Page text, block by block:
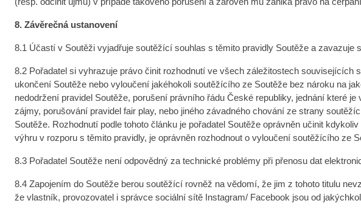
8. Závěrečná ustanovení
8.1 Účastí v Soutěži vyjadřuje soutěžící souhlas s těmito pravidly Soutěže a
8.2 Pořadatel si vyhrazuje právo činit rozhodnutí ve všech záležitostech
ukončení Soutěže nebo vyloučení jakéhokoli soutěžícího ze Soutěže bez nároku na
nedodržení pravidel Soutěže, porušení právního řádu České republiky, jednání které
zájmy, porušování pravidel fair play, nebo jiného závadného chování ze strany
Soutěže. Rozhodnutí podle tohoto článku je pořadatel Soutěže oprávněn učinit
výhru v rozporu s těmito pravidly, je oprávněn rozhodnout o vyloučení soutěžícího ze
8.3 Pořadatel Soutěže není odpovědný za technické problémy při přenosu dat
8.4 Zapojením do Soutěže berou soutěžící rovněž na vědomí, že jim z tohoto titulu
že vlastník, provozovatel i správce sociální sítě Instagram/ Facebook jsou od